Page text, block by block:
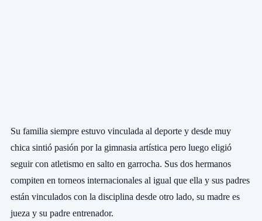
Su familia siempre estuvo vinculada al deporte y desde muy
chica sintió pasión por la gimnasia artística pero luego eligió
seguir con atletismo en salto en garrocha. Sus dos hermanos
compiten en torneos internacionales al igual que ella y sus padres
están vinculados con la disciplina desde otro lado, su madre es
jueza y su padre entrenador.